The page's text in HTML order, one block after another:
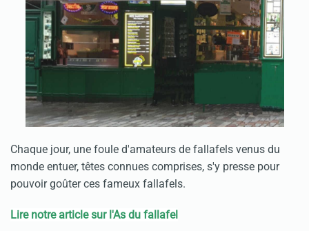
Chaque jour, une foule d'amateurs de fallafels venus du
monde entuer, têtes connues comprises, s'y presse pour
pouvoir goûter ces fameux fallafels.
Lire notre article sur l'As du fallafel